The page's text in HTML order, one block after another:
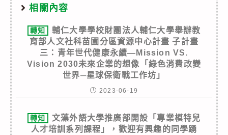
相關內容
轉知
輔仁大學學校財團法人輔仁大學舉辦教
育部人文社科苗圃分區資源中心計畫 子計畫
三：青年世代健康永續—Mission VS.
Vision 2030未來企業的想像「綠色消費改變
世界─星球保衛戰工作坊」
2023-06-19
轉知
文藻外語大學推廣部開設「專業模特兒
人才培訓系列課程」，歡迎有興趣的同學踴